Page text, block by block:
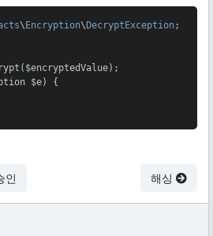
\Encryption\DecryptException ;
$e) {
인 해싱